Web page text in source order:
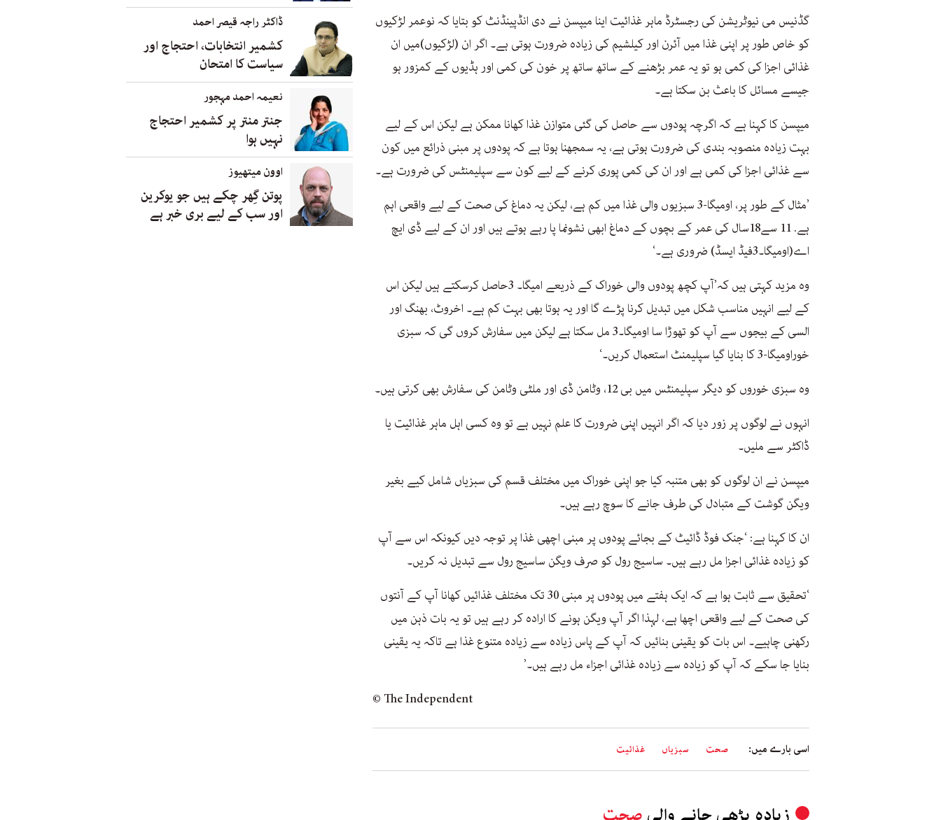
گڈنیس می نیوٹریشن کی رجسٹرڈ ماہر غذائیت اینا میپسن نے دی انڈپینڈنٹ کو بتایا کہ نوعمر لڑکیوں
کو خاص طور پر اپنی غذا میں آئرن اور کیلشیم کی زیادہ ضرورت ہوتی ہے۔ اگر ان (لڑکیوں)میں ان
غذائی اجزا کی کمی ہو تو یہ عمر بڑھنے کے ساتھ ساتھ پر خون کی کمی اور ہڈیوں کے کمزور ہو
جیسے مسائل کا باعث بن سکتا ہے۔
میپسن کا کہنا ہے کہ اگرچہ پودوں سے حاصل کی گئی متوازن غذا کھانا ممکن ہے لیکن اس کے لیے
بہت زیادہ منصوبہ بندی کی ضرورت ہوتی ہے، یہ سمجھنا ہوتا ہے کہ پودوں پر مبنی ذرائع میں کون
سے غذائی اجزا کی کمی ہے اور ان کی کمی پوری کرنے کے لیے کون سے سپلیمنٹس کی ضرورت ہے۔
’مثال کے طور پر، اومیگا-3 سبزیوں والی غذا میں کم ہے، لیکن یہ دماغ کی صحت کے لیے واقعی اہم
ہے. 11 سے18سال کی عمر کے بچوں کے دماغ ابھی نشونما پا رہے ہوتے ہیں اور ان کے لیے ڈی ایچ
اے(اومیگا۔3فیڈ ایسڈ) ضروری ہے۔‘
وہ مزید کہتی ہیں کہ’آپ کچھ پودوں والی خوراک کے ذریعے امیگا۔ 3حاصل کرسکتے ہیں لیکن اس
کے لیے انہیں مناسب شکل میں تبدیل کرنا پڑے گا اور یہ ہوتا بھی بہت کم ہے۔ اخروٹ، بھنگ اور
السی کے بیجوں سے آپ کو تھوڑا سا اومیگا۔3 مل سکتا ہے لیکن میں سفارش کروں گی کہ سبزی
خوراومیگا-3 کا بنایا گیا سپلیمنٹ استعمال کریں۔‘
وہ سبزی خوروں کو دیگر سپلیمنٹس میں بی 12، وٹامن ڈی اور ملٹی وٹامن کی سفارش بھی کرتی ہیں۔
انہوں نے لوگوں پر زور دیا کہ اگر انہیں اپنی ضرورت کا علم نہیں ہے تو وہ کسی اہل ماہر غذائیت یا
ڈاکٹر سے ملیں۔
میپسن نے ان لوگوں کو بھی متنبہ کیا جو اپنی خوراک میں مختلف قسم کی سبزیاں شامل کیے بغیر
ویگن گوشت کے متبادل کی طرف جانے کا سوچ رہے ہیں۔
ان کا کہنا ہے: ‘جنک فوڈ ڈائیٹ کے بجائے پودوں پر مبنی اچھی غذا پر توجہ دیں کیونکہ اس سے آپ
کو زیادہ غذائی اجزا مل رہے ہیں۔ ساسیج رول کو صرف ویگن ساسیج رول سے تبدیل نہ کریں۔
‘تحقیق سے ثابت ہوا ہے کہ ایک ہفتے میں پودوں پر مبنی 30 تک مختلف غذائیں کھانا آپ کے آنتوں
کی صحت کے لیے واقعی اچھا ہے، لہذا اگر آپ ویگن ہونے کا ارادہ کر رہے ہیں تو یہ بات ذہن میں
رکھنی چاہیے۔ اس بات کو یقینی بنائیں کہ آپ کے پاس زیادہ سے زیادہ متنوع غذا ہے تاکہ یہ یقینی
بنایا جا سکے کہ آپ کو زیادہ سے زیادہ غذائی اجزاء مل رہے ہیں۔’
© The Independent
اسی بارے میں: صحت سبزیاں غذائیت
ڈاکٹر راجہ قیصر احمد
کشمیر انتخابات، احتجاج اور
سیاست کا امتحان
نعیمہ احمد مہجور
جنتر منتر پر کشمیر احتجاج
نہیں ہوا
اوون میتھیوز
پوتن گِھر چکے ہیں جو یوکرین
اور سب کے لیے بری خبر ہے